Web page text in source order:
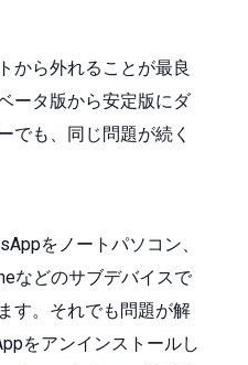
から外れることが最良
ータ版から安定版にダ
でも、同じ問題が続く
をノートパソコン、
などのサブデバイスで
す。それでも問題が解
をアンインストールし